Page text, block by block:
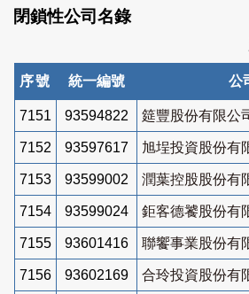
閉鎖性公司名錄
序號 統一編號 公
7151 93594822 筵豐股份有限公
7152 93597617 旭埕投資股份有
7153 93599002 潤葉控股股份有
7154 93599024 鉅客德饕股份有
7155 93601416 聯饗事業股份有
7156 93602169 合玲投資股份有